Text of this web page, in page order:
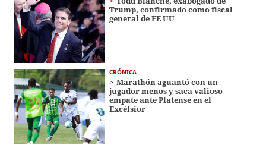
Trump, confirmado como fiscal
general de EE UU
CRÓNICA
Marathón aguantó con un
jugador menos y saca valioso
empate ante Platense en el
Excélsior